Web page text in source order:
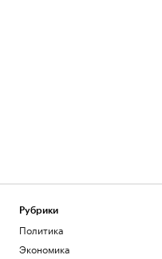
Рубрики
Политика
Экономика